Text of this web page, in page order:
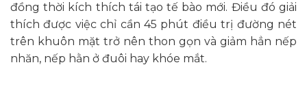
đồng thời kích thích tái tạo tế bào mới. Điều đó giải
thích được việc chỉ cần 45 phút điều trị đường nét
trên khuôn mặt trở nên thon gọn và giảm hẳn nếp
nhăn, nếp hằn ở đuôi hay khóe mắt.